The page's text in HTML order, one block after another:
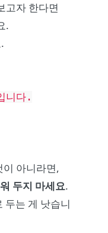
고자 한다면
.
니다.
이 아니라면,
두지 마세요.
두는 게 낫습니